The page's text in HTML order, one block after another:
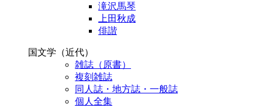
滝沢馬琴
上田秋成
俳諧
国文学（近代）
雑誌（原書）
複刻雑誌
同人誌・地方誌・一般誌
個人全集